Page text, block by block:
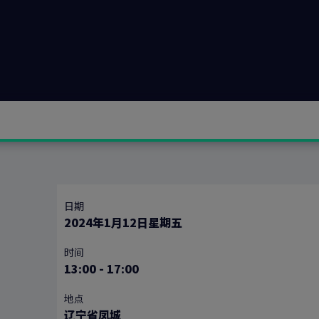
日期
2024年1月12日星期五
时间
13:00 - 17:00
地点
辽宁省凤城